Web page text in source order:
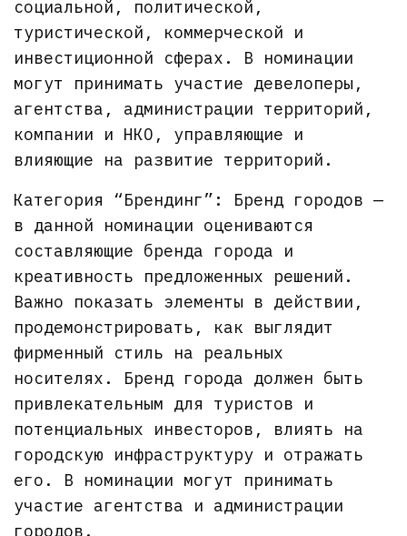
социальной, политической,
туристической, коммерческой и
инвестиционной сферах. В номинации
могут принимать участие девелоперы,
агентства, администрации территорий,
компании и НКО, управляющие и
влияющие на развитие территорий.
Категория “Брендинг”: Бренд городов —
в данной номинации оцениваются
составляющие бренда города и
креативность предложенных решений.
Важно показать элементы в действии,
продемонстрировать, как выглядит
фирменный стиль на реальных
носителях. Бренд города должен быть
привлекательным для туристов и
потенциальных инвесторов, влиять на
городскую инфраструктуру и отражать
его. В номинации могут принимать
участие агентства и администрации
городов.